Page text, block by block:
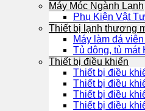
Máy Móc Ngành Lạnh
Phụ Kiện Vật Tư
Thiết bị lạnh thương
Máy làm đá
Tủ đông, tủ mát
Thiết bị điều khiển
Thiết bị điều
Thiết bị điều
Thiết bị điều
Thiết bị điều